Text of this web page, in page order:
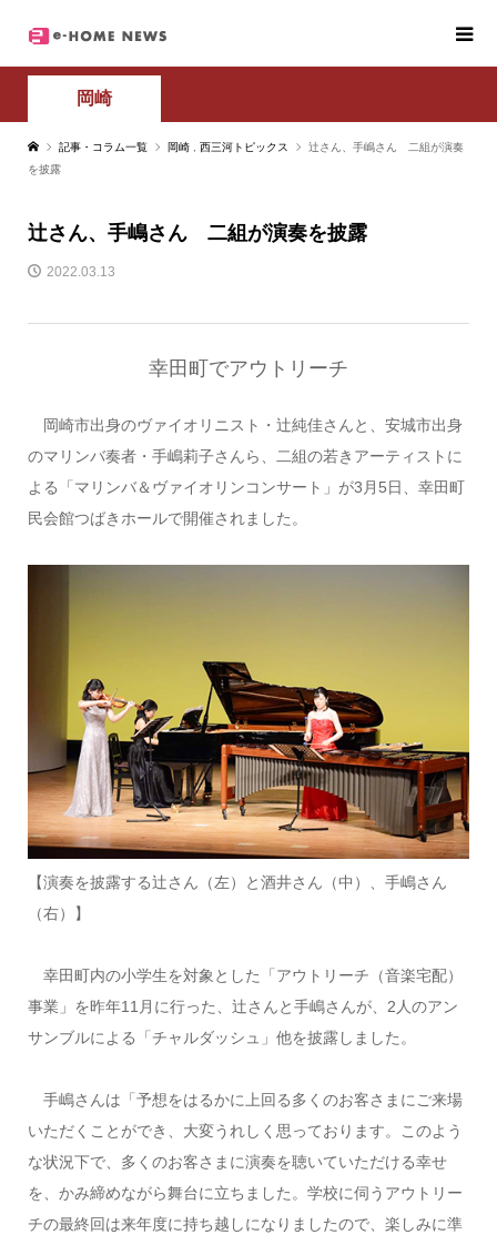
岡崎
記事・コラム一覧 岡崎 西三河トピックス
辻さん、手嶋さん 二組が演奏
を披露
辻さん、手嶋さん 二組が演奏を披露
2022.03.13
幸田町でアウトリーチ
岡崎市出身のヴァイオリニスト・辻純佳さんと、安城市出身
のマリンバ奏者・手嶋莉子さんら、二組の若きアーティストに
よる「マリンバ＆ヴァイオリンコンサート」が3月5日、幸田町
民会館つばきホールで開催されました。
【演奏を披露する辻さん（左）と酒井さん（中）、手嶋さん
（右）】
幸田町内の小学生を対象とした「アウトリーチ（音楽宅配）
事業」を昨年11月に行った、辻さんと手嶋さんが、2人のアン
サンブルによる「チャルダッシュ」他を披露しました。
手嶋さんは「予想をはるかに上回る多くのお客さまにご来場
いただくことができ、大変うれしく思っております。このよう
な状況下で、多くのお客さまに演奏を聴いていただける幸せ
を、かみ締めながら舞台に立ちました。学校に伺うアウトリー
チの最終回は来年度に持ち越しになりましたので、楽しみに準